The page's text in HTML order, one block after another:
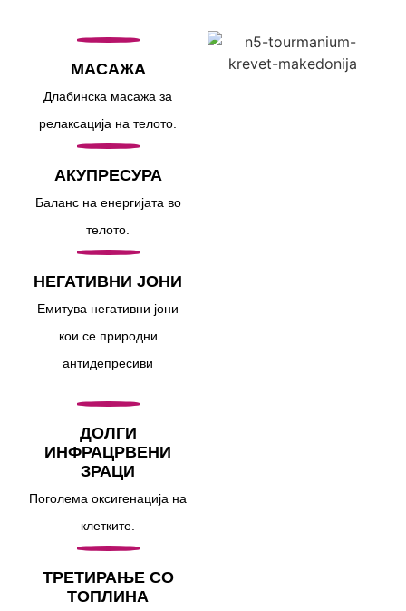
МАСАЖА
Длабинска масажа за
релаксација на телото.
АКУПРЕСУРА
Баланс на енергијата во
телото.
НЕГАТИВНИ ЈОНИ
Емитува негативни јони
кои се природни
антидепресиви
ДОЛГИ
ИНФРАЦРВЕНИ
ЗРАЦИ
Поголема оксигенација на
клетките.
ТРЕТИРАЊЕ СО
ТОПЛИНА